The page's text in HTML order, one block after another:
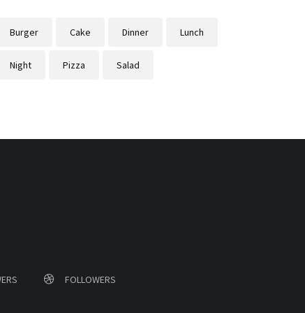
Burger Cake Dinner Lunch
Night Pizza Salad
FOLLOWERS